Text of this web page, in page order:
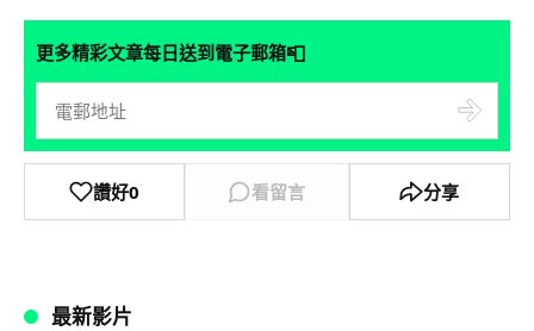
更多精彩文章每日送到電子郵箱📮
讚好0 看留言 分享
最新影片